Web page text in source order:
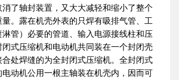
了轴封装置，又大大减轻和缩小了整个
。露在机壳外表的只焊有吸排气管、工
管）必要的管道、输入电源接线柱和压
式压缩机和电动机共同装在一个封闭壳
处焊缝的为全封闭式压缩机。全封闭式
动机公用一根主轴装在机壳内，因而可